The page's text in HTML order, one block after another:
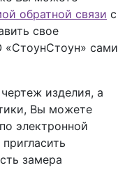
обратной связи с
свое
сами
изделия, а
Вы можете
электронной
замера